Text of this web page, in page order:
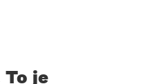
je